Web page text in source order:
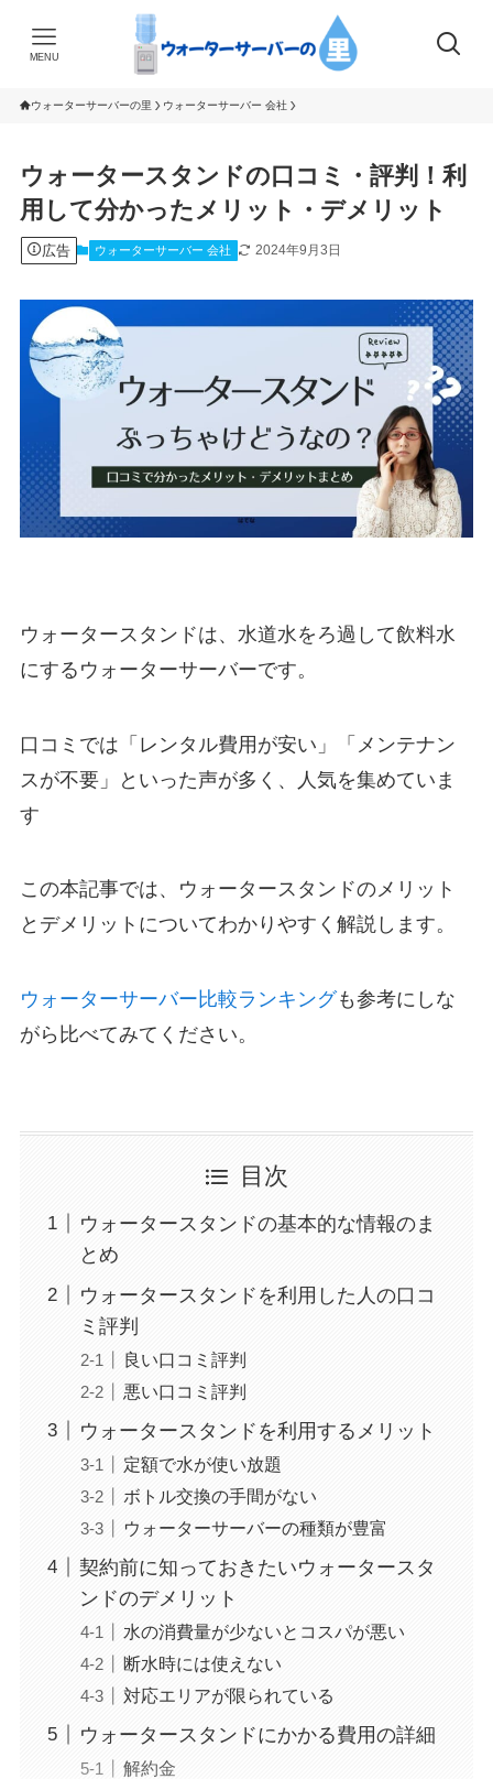
MENU
ウォーターサーバーの里 ウォーターサーバー 会社
ウォータースタンドの口コミ・評判！利
用して分かったメリット・デメリット
広告 ウォーターサーバー 会社 2024年9月3日
ウォータースタンドは、水道水をろ過して飲料水
にするウォーターサーバーです。
口コミでは「レンタル費用が安い」「メンテナン
スが不要」といった声が多く、人気を集めていま
す
この本記事では、ウォータースタンドのメリット
とデメリットについてわかりやすく解説します。
ウォーターサーバー比較ランキングも参考にしな
がら比べてみてください。
目次
ウォータースタンドの基本的な情報のま
とめ
ウォータースタンドを利用した人の口コ
ミ評判
良い口コミ評判
悪い口コミ評判
ウォータースタンドを利用するメリット
定額で水が使い放題
ボトル交換の手間がない
ウォーターサーバーの種類が豊富
契約前に知っておきたいウォータースタ
ンドのデメリット
水の消費量が少ないとコスパが悪い
断水時には使えない
対応エリアが限られている
ウォータースタンドにかかる費用の詳細
解約金